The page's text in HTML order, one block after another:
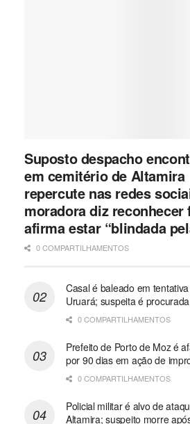
Suposto despacho
em cemitério de Altamira
repercute nas redes
moradora diz reconhecer
afirma estar “blindada
0 COMPARTILHAMENTOS
Casal é baleado em
Uruará; suspeita é
0 COMPARTILHAMENTOS
Prefeito de Porto de Moz é
por 90 dias em ação de
0 COMPARTILHAMENTOS
Policial militar é alvo de
Altamira; suspeito morre